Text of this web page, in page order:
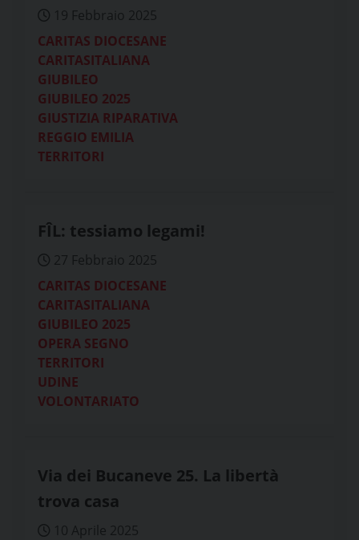
19 Febbraio 2025
CARITAS DIOCESANE
CARITASITALIANA
GIUBILEO
GIUBILEO 2025
GIUSTIZIA RIPARATIVA
REGGIO EMILIA
TERRITORI
FÎL: tessiamo legami!
27 Febbraio 2025
CARITAS DIOCESANE
CARITASITALIANA
GIUBILEO 2025
OPERA SEGNO
TERRITORI
UDINE
VOLONTARIATO
Via dei Bucaneve 25. La libertà
trova casa
10 Aprile 2025